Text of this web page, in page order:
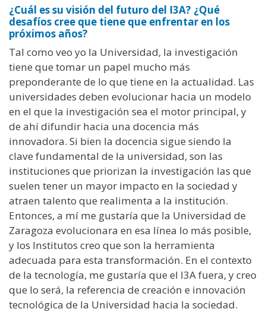
¿Cuál es su visión del futuro del I3A? ¿Qué
desafíos cree que tiene que enfrentar en los
próximos años?
Tal como veo yo la Universidad, la investigación
tiene que tomar un papel mucho más
preponderante de lo que tiene en la actualidad. Las
universidades deben evolucionar hacia un modelo
en el que la investigación sea el motor principal, y
de ahí difundir hacia una docencia más
innovadora. Si bien la docencia sigue siendo la
clave fundamental de la universidad, son las
instituciones que priorizan la investigación las que
suelen tener un mayor impacto en la sociedad y
atraen talento que realimenta a la institución.
Entonces, a mí me gustaría que la Universidad de
Zaragoza evolucionara en esa línea lo más posible,
y los Institutos creo que son la herramienta
adecuada para esta transformación. En el contexto
de la tecnología, me gustaría que el I3A fuera, y creo
que lo será, la referencia de creación e innovación
tecnológica de la Universidad hacia la sociedad.